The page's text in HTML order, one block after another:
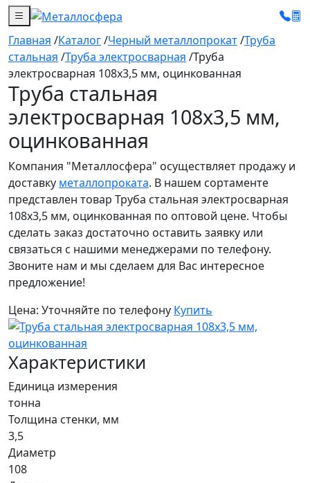
Главная /Каталог/Черный металлопрокат/Труба
стальная /Труба электросварная /Труба
электросварная 108x3,5 мм, оцинкованная
Труба стальная
электросварная 108x3,5 мм,
оцинкованная
Компания "Металлосфера" осуществляет продажу и
доставку металлопроката. В нашем сортаменте
представлен товар Труба стальная электросварная
108x3,5 мм, оцинкованная по оптовой цене. Чтобы
сделать заказ достаточно оставить заявку или
связаться с нашими менеджерами по телефону.
Звоните нам и мы сделаем для Вас интересное
предложение!
Цена: Уточняйте по телефону Купить
Характеристики
Единица измерения
тонна
Толщина стенки, мм
3,5
Диаметр
108